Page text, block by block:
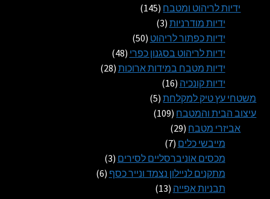
מוצרים
ידיות לריהוט ומטבח 145
145
ידיות מודרניות 3
3
מוצריםידיות כפתור לריהוט 50
50
מוצריםידיות לריהוט בסגנון כפרי 48
48
מוצרים ידיות מטבח במידות ארוכות 28
28
ידיות קונכיה 16
16
מוצריםמשטחי עץ טיק למקלחת 5
5
מוצרים
עיצוב הבית והמטבח 109
109
אביזרי מטבח 29
29
מוצרים מייבשי כלים 7
7
מוצרים
מכסים אוניברסליים לסירים 3
3
מוצרים מתקנים לניילון נצמד ונייר כסף 6
6
תבניות אפייה 13
13